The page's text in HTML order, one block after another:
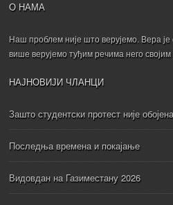
О НАМА
Наш проблем није што верујемо. Вера
више верујемо туђим речима него
НАЈНОВИЈИ ЧЛАНЦИ
Зашто студентски протест није
Последња времена и покајање
Видовдан на Газиместану 2026